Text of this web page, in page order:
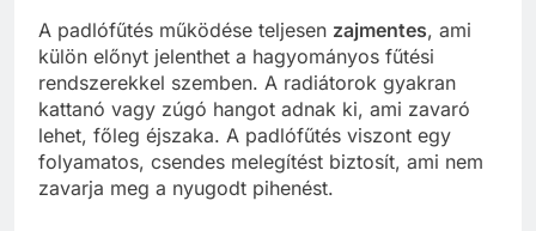
A padlófűtés működése teljesen zajmentes, ami
külön előnyt jelenthet a hagyományos fűtési
rendszerekkel szemben. A radiátorok gyakran
kattanó vagy zúgó hangot adnak ki, ami zavaró
lehet, főleg éjszaka. A padlófűtés viszont egy
folyamatos, csendes melegítést biztosít, ami nem
zavarja meg a nyugodt pihenést.